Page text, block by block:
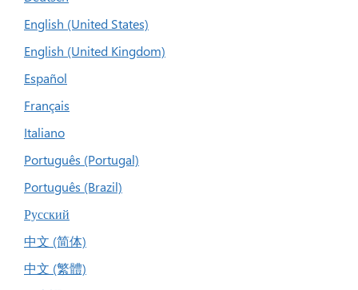
English (United States)
English (United Kingdom)
Español
Français
Italiano
Português (Portugal)
Português (Brazil)
Русский
中文 (简体)
中文 (繁體)